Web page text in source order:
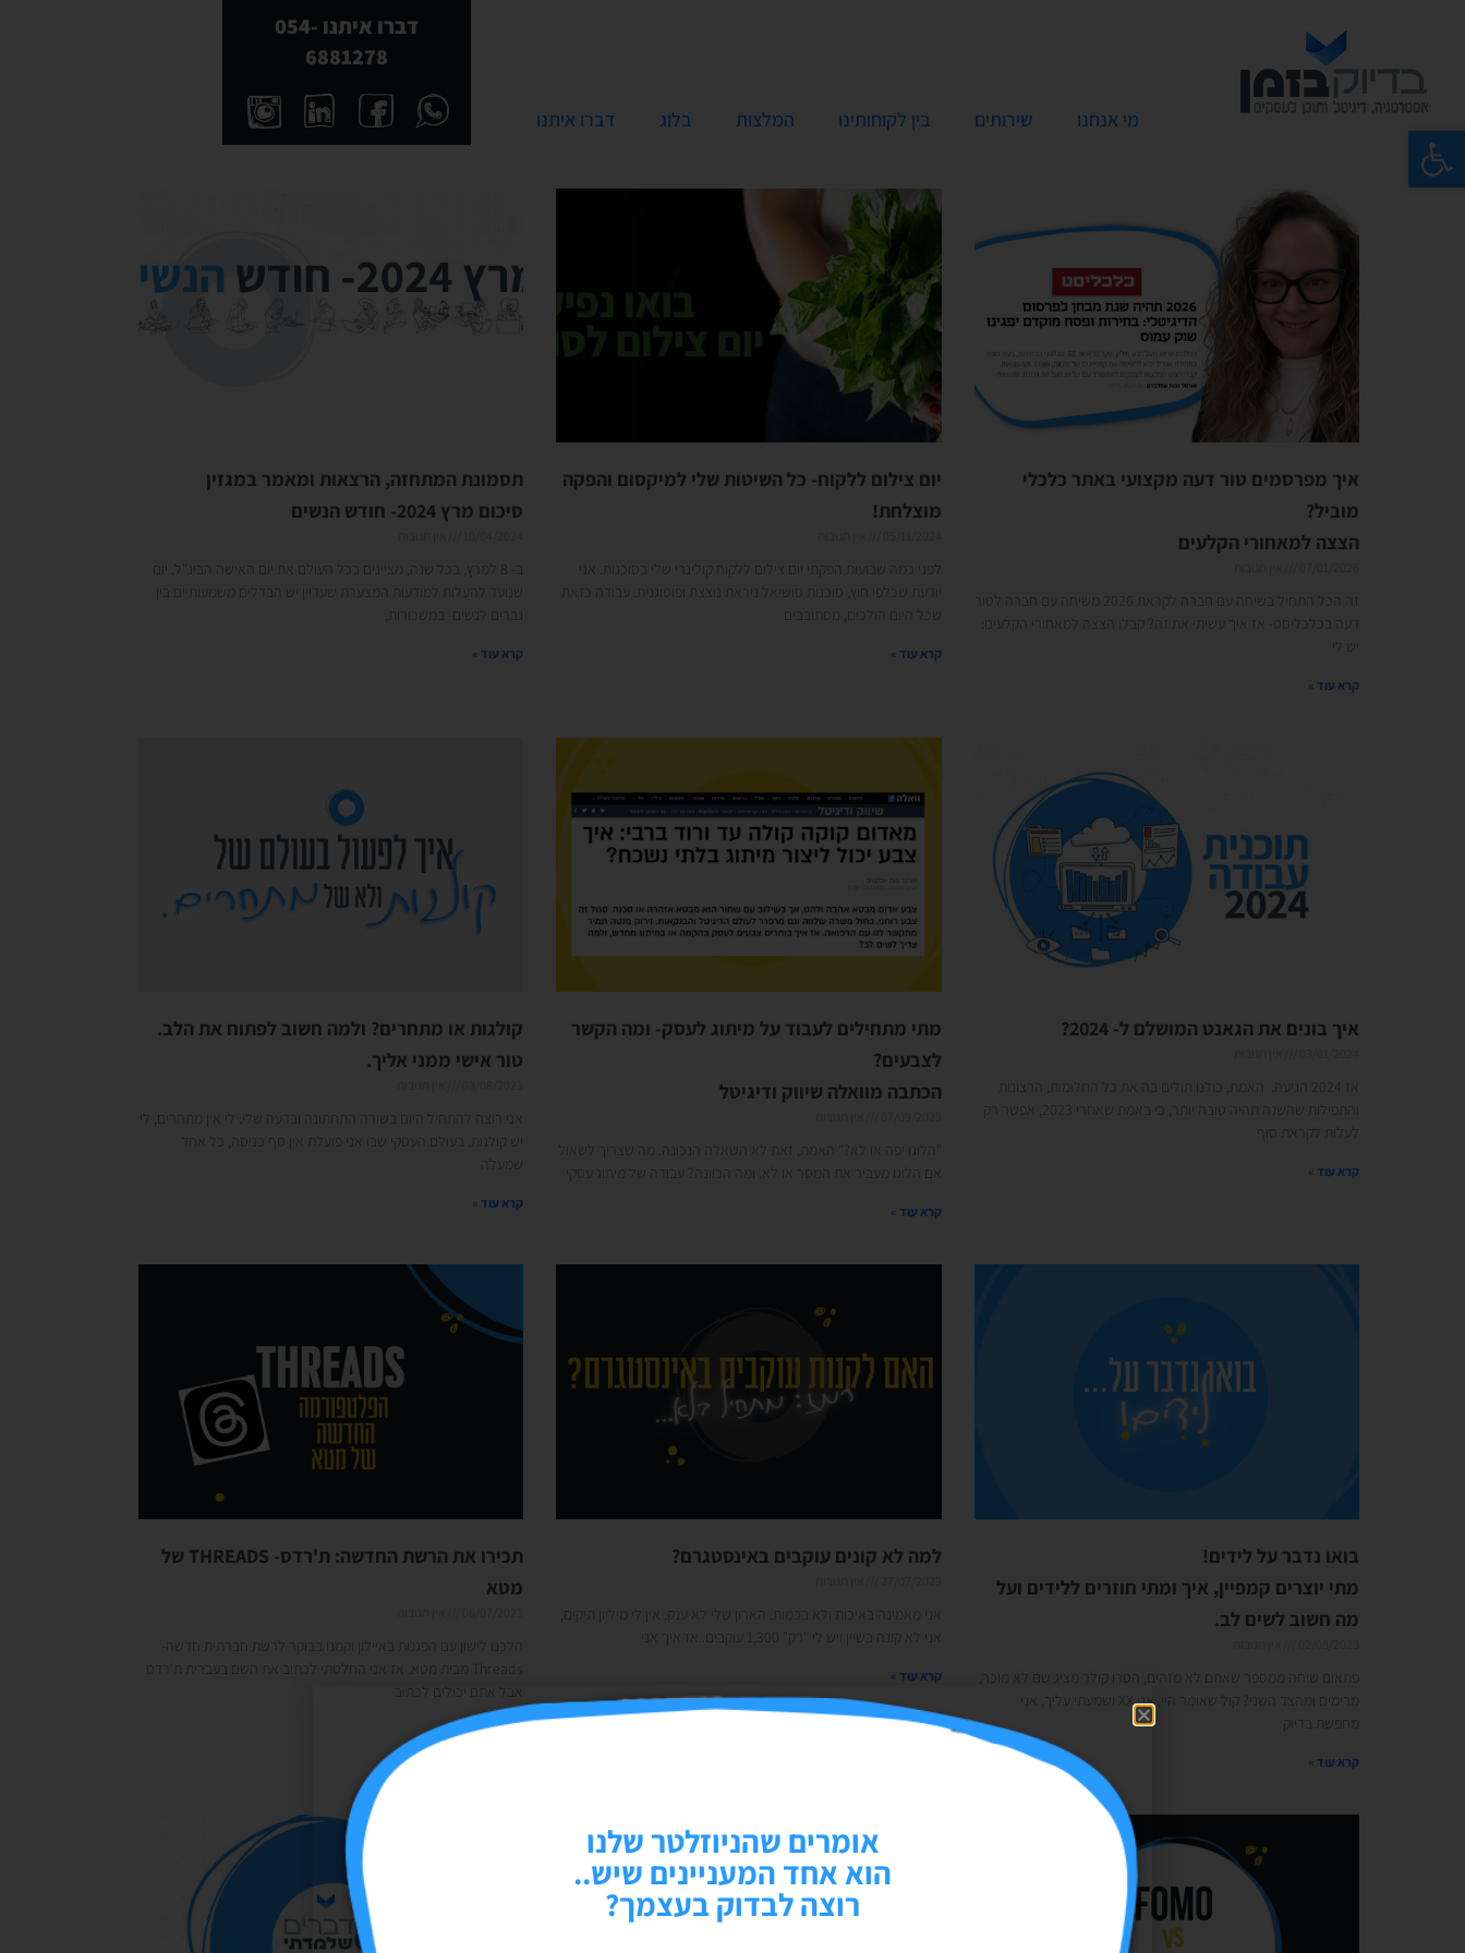
פתח סרגל נגישות מי אנחנו שירותים בין לקוחותינו המלצות בלוג דברו איתנו
דברו איתנו 054-
6881278
איך מפרסמים טור דעה מקצועי באתר כלכלי
מוביל?
הצצה למאחורי הקלעים
זה הכל התחיל בשיחה עם חברה לקראת 2026 משיחה עם חברה לטור
דעה בכלכליסט- אז איך עשיתי את זה? קבלו הצצה למאחורי הקלעים:
יש לי
קרא עוד »
יום צילום ללקוח- כל השיטות שלי למיקסום והפקה
מוצלחת!
לפני כמה שבועות הפקתי יום צילום ללקוח קולינרי שלי בסוכנות. אני
יודעת שכלפי חוץ, סוכנות סושיאל ניראת נוצצת ופוטוגנית. עבודה כזאת
שכל היום הולכים, מסתובבים
קרא עוד »
תסמונת המתחזה, הרצאות ומאמר במגזין
סיכום מרץ 2024- חודש הנשים
ב- 8 למרץ, בכל שנה, מציינים בכל העולם את יום האישה הבינ"ל. יום
שנועד להעלות למודעות המצערת שעדיין יש הבדלים משמעותיים בין
גברים לנשים- במשכורות,
קרא עוד »
איך בונים את הגאנט המושלם ל- 2024?
אז 2024 הגיעה. האמת, כולנו תולים בה את כל החלומות, הרצונות
והתפילות שהשנה תהיה טובה יותר, כי באמת שאחרי 2023, אפשר רק
לעלות לקראת סוף
קרא עוד »
מתי מתחילים לעבוד על מיתוג לעסק- ומה הקשר
לצבעים?
הכתבה מוואלה שיווק ודיגיטל
"הלוגו יפה או לא?" האמת, זאת לא השאלה הנכונה. מה שצריך לשאול
אם הלוגו מעביר את המסר או לא. ומה הכוונה? עבודה של מיתוג עסקי
קרא עוד »
קולגות או מתחרים? ולמה חשוב לפתוח את הלב.
טור אישי ממני אליך.
אני רוצה להתחיל היום בשורה התחתונה ובדעה שלי: לי אין מתחרים, לי
יש קולגות. בעולם העסקי שבו אני פועלת אין סף כניסה, כל אחד
שמעלה
קרא עוד »
בואו נדבר על לידים!
מתי יוצרים קמפיין, איך ומתי חוזרים ללידים ועל
מה חשוב לשים לב.
פתאום שיחה ממספר שאתם לא מזהים, הטרו קולר מציג שם לא מוכר,
מרימים ומהצד השני? קול שאומר היי, אני XX ושמעתי עליך, אני
מחפשת בדיוק
קרא עוד »
למה לא קונים עוקבים באינסטגרם?
אני מאמינה באיכות ולא בכמות. הארון שלי לא ענק, אין לי מיליון תיקים,
אני לא קונה בשיין ויש לי "רק" 1,300 עוקבים. אז איך אני
קרא עוד »
תכירו את הרשת החדשה: ת'רדס- THREADS של
מטא
הלכנו לישון עם הפגנות באיילון וקמנו בבוקר לרשת חברתית חדשה-
Threads מבית מטא. אז אני החלטתי לכתוב את השם בעברית ת'רדס
אבל אתם יכולים לכתוב
קרא עוד »
אומרים שהניוזלטר שלנו
הוא אחד המעניינים שיש..
רוצה לבדוק בעצמך?